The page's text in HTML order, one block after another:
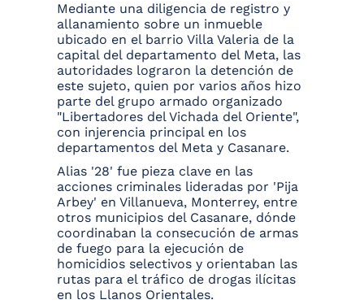
Mediante una diligencia de registro y
allanamiento sobre un inmueble
ubicado en el barrio Villa Valeria de la
capital del departamento del Meta, las
autoridades lograron la detención de
este sujeto, quien por varios años hizo
parte del grupo armado organizado
"Libertadores del Vichada del Oriente",
con injerencia principal en los
departamentos del Meta y Casanare.
Alias '28' fue pieza clave en las
acciones criminales lideradas por 'Pija
Arbey' en Villanueva, Monterrey, entre
otros municipios del Casanare, dónde
coordinaban la consecución de armas
de fuego para la ejecución de
homicidios selectivos y orientaban las
rutas para el tráfico de drogas ilícitas
en los Llanos Orientales.